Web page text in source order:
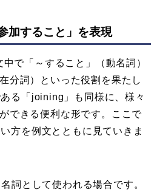
加すること」を表現
で「～すること」（動名詞）
分詞）といった役割を果たし
る「joining」も同様に、様々
できる便利な形です。ここで
方を例文とともに見ていきま
詞として使われる場合です。